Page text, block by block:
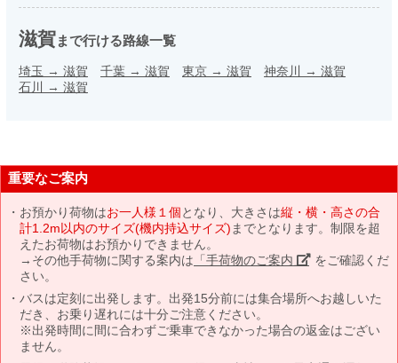
滋賀まで行ける路線一覧
埼玉 → 滋賀 千葉 → 滋賀 東京 → 滋賀 神奈川 → 滋賀
石川 → 滋賀
重要なご案内
お預かり荷物はお一人様１個となり、大きさは縦・横・高さの合
計1.2m以内のサイズ(機内持込サイズ) までとなります。制限を超
えたお荷物はお預かりできません。
→その他手荷物に関する案内は 「手荷物のご案内」 をご確認くだ
さい。
バスは定刻に出発します。出発15分前には集合場所へお越しいた
だき、お乗り遅れには十分ご注意ください。
※出発時間に間に合わずご乗車できなかった場合の返金はござい
ません。